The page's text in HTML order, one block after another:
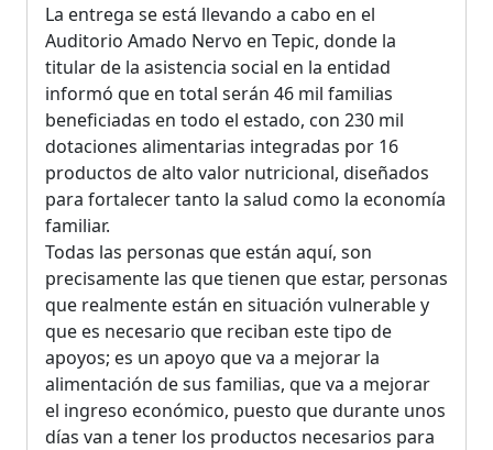
La entrega se está llevando a cabo en el
Auditorio Amado Nervo en Tepic, donde la
titular de la asistencia social en la entidad
informó que en total serán 46 mil familias
beneficiadas en todo el estado, con 230 mil
dotaciones alimentarias integradas por 16
productos de alto valor nutricional, diseñados
para fortalecer tanto la salud como la economía
familiar.
Todas las personas que están aquí, son
precisamente las que tienen que estar, personas
que realmente están en situación vulnerable y
que es necesario que reciban este tipo de
apoyos; es un apoyo que va a mejorar la
alimentación de sus familias, que va a mejorar
el ingreso económico, puesto que durante unos
días van a tener los productos necesarios para